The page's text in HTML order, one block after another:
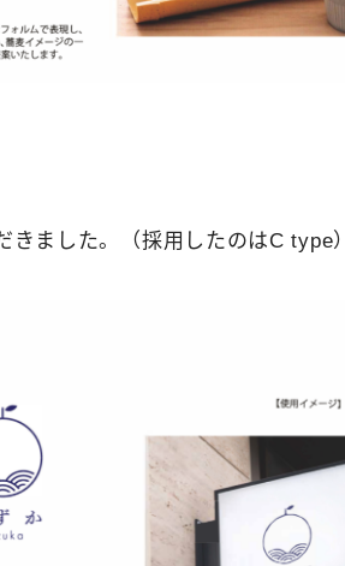
きました。（採用したのはC type）